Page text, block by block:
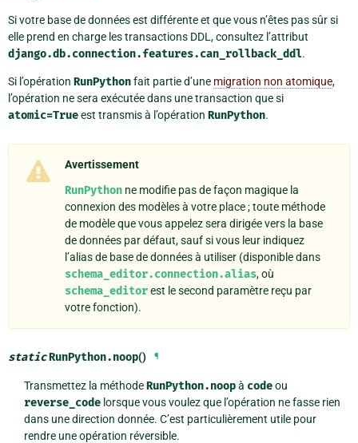
Si votre base de données est différente et que vous n’êtes pas sûr si
elle prend en charge les transactions DDL, consultez l’attribut
django.db.connection.features.can_rollback_ddl.
Si l’opération RunPythonfait partie d’une migration non atomique,
l’opération ne sera exécutée dans une transaction que si
atomic=Trueest transmis à l’opération RunPython.
Avertissement
RunPython ne modifie pas de façon magique la
connexion des modèles à votre place ; toute méthode
de modèle que vous appelez sera dirigée vers la base
de données par défaut, sauf si vous leur indiquez
l’alias de base de données à utiliser (disponible dans
schema_editor.connection.alias, où
schema_editorest le second paramètre reçu par
votre fonction).
staticRunPython.noop() ¶
Transmettez la méthodeRunPython.noopà codeou
reverse_codelorsque vous voulez que l’opération ne fasse rien
dans une direction donnée. C’est particulièrement utile pour
rendre une opération réversible.